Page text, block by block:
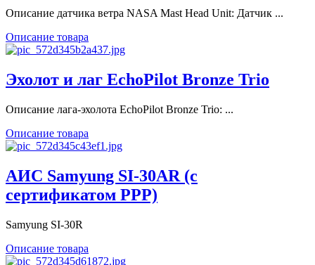
Описание датчика ветра NASA Mast Head Unit: Датчик ...
Описание товара
Эхолот и лаг EchoPilot Bronze Trio
Описание лага-эхолота EchoPilot Bronze Trio: ...
Описание товара
АИС Samyung SI-30AR (с
сертификатом РРР)
Samyung SI-30R
Описание товара